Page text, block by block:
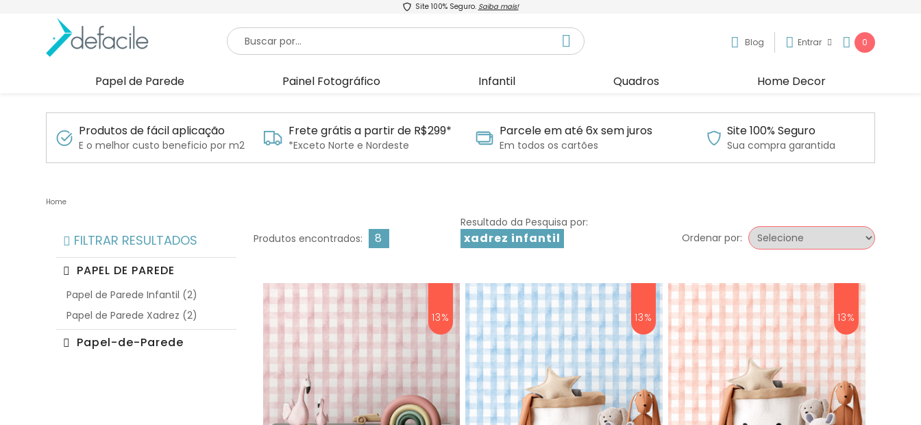
Site 100% Seguro. Saiba mais!
Blog Entrar 0
Papel de Parede Painel Fotográfico Infantil Quadros Home Decor
Produtos de fácil aplicação
E o melhor custo beneficio por m2
Frete grátis a partir de R$299*
*Exceto Norte e Nordeste
Parcele em até 6x sem juros
Em todos os cartões
Site 100% Seguro
Sua compra garantida
Produtos encontrados: 8
Resultado da Pesquisa por:
xadrez infantil Ordenar por:
13% 13% 13%
FILTRAR RESULTADOS
PAPEL DE PAREDE
Papel de Parede Infantil (2)
Papel de Parede Xadrez (2)
Papel-de-Parede